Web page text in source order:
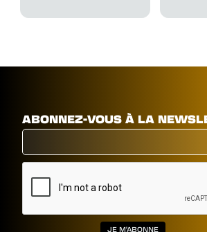
ABONNEZ-VOUS À LA